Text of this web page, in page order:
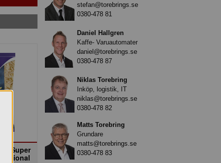
Super
stefan@torebrings.se
0380-478 81
Daniel Hallgren
Kaffe- Varuautomater
daniel@torebrings.se
0380-478 87
Niklas Torebring
Inköp, logistik, IT
niklas@torebrings.se
0380-478 82
Matts Torebring
Grundare
matts@torebrings.se
0380-478 83